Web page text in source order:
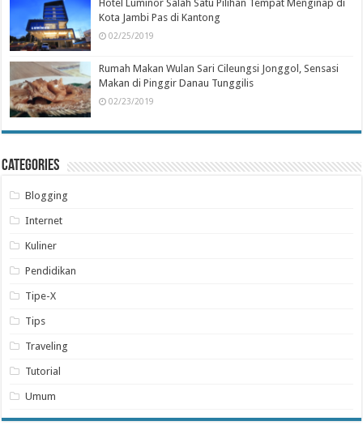
Hotel Luminor Salah Satu Pilihan Tempat Menginap di
Kota Jambi Pas di Kantong
02/25/2019
Rumah Makan Wulan Sari Cileungsi Jonggol, Sensasi
Makan di Pinggir Danau Tunggilis
02/23/2019
Categories
Blogging
Internet
Kuliner
Pendidikan
Tipe-X
Tips
Traveling
Tutorial
Umum